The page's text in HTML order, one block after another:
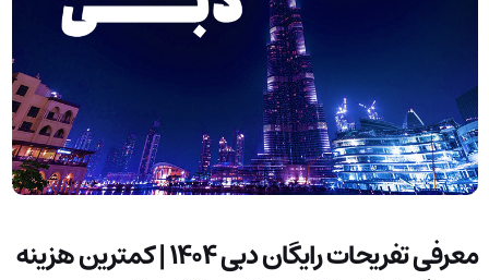
معرفی تفریحات رایگان دبی 1404 | کمترین هزینه